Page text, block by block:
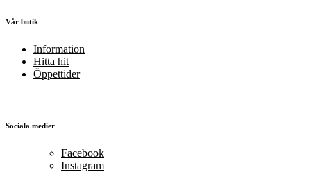
Vår butik
Information
Hitta hit
Öppettider
Sociala medier
Facebook
Instagram